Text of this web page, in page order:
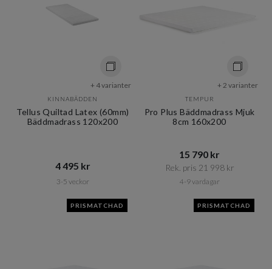
+ 4 varianter
KINNABÄDDEN
Tellus Quiltad Latex (60mm)
Bäddmadrass 120x200
4 495 kr​​
3-5 veckor
+ 2 varianter
TEMPUR
Pro Plus Bäddmadrass Mjuk
8cm 160x200
15 790 kr​​
Rek. pris 21 998 kr​​
4-9 vardagar
PRISMATCHAD PRISMATCHAD